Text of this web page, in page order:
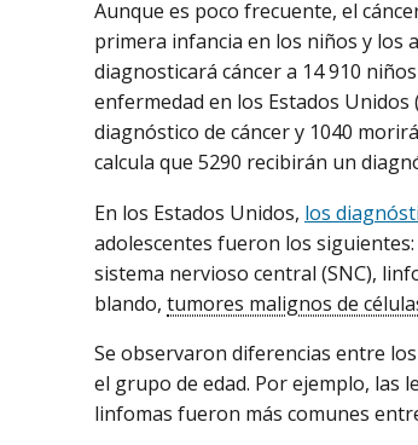
Aunque es poco frecuente, el
primera infancia en los niños y los
diagnosticará cáncer a 14 910
enfermedad en los Estados Unidos
diagnóstico de cáncer y 1040
calcula que 5290 recibirán un
En los Estados Unidos, los
adolescentes fueron los
sistema nervioso central (SNC),
blando, tumores malignos de
Se observaron diferencias entre
el grupo de edad. Por ejemplo, las
linfomas fueron más comunes